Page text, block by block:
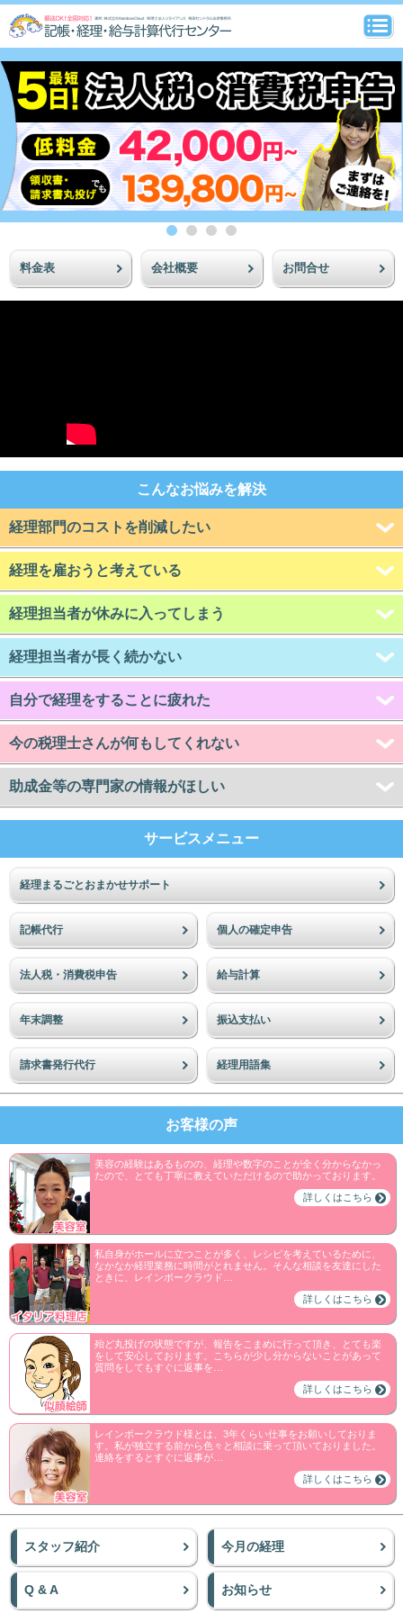
料金表 会社概要 お問合せ
こんなお悩みを解決
経理部門のコストを削減したい
経理を雇おうと考えている
経理担当者が休みに入ってしまう
経理担当者が長く続かない
自分で経理をすることに疲れた
今の税理士さんが何もしてくれない
助成金等の専門家の情報がほしい
サービスメニュー
経理まるごとおまかせサポート
記帳代行 個人の確定申告
法人税・消費税申告 給与計算
年末調整 振込支払い
請求書発行代行 経理用語集
お客様の声
美容の経験はあるものの、経理や数字のことが全く分からなかっ
たので、とても丁寧に教えていただけるので助かっております。
詳しくはこちら
私自身がホールに立つことが多く、レシピを考えているために、
なかなか経理業務に時間がとれません。そんな相談を友達にした
ときに、レインボークラウド…
詳しくはこちら
殆ど丸投げの状態ですが、報告をこまめに行って頂き、とても楽
をして安心しております。こちらが少し分からないことがあって
質問をしてもすぐに返事を…
詳しくはこちら
レインボークラウド様とは、3年くらい仕事をお願いしておりま
す。私が独立する前から色々と相談に乗って頂いておりました。
連絡をするとすぐに返事が…
詳しくはこちら
スタッフ紹介 今月の経理
Q & A お知らせ